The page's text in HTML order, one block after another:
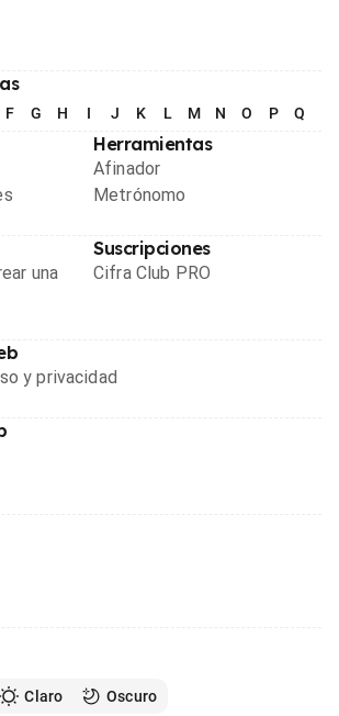
F G H I J K L M N O P Q
Herramientas
Afinador
Metrónomo
una
Suscripciones
Cifra Club PRO
y privacidad
Claro Oscuro